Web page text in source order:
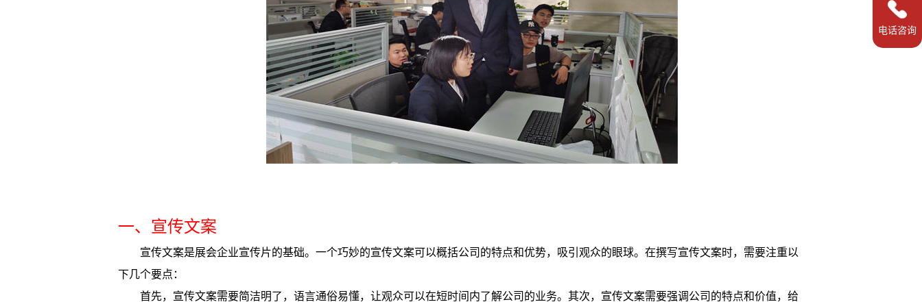
一、宣传文案
宣传文案是展会企业宣传片的基础。一个巧妙的宣传文案可以概括公司的特点和优势，吸引观众的眼球。在撰写宣传文案时，需要注重以
下几个要点：
首先，宣传文案需要简洁明了，语言通俗易懂，让观众可以在短时间内了解公司的业务。其次，宣传文案需要强调公司的特点和价值，给
电话咨询